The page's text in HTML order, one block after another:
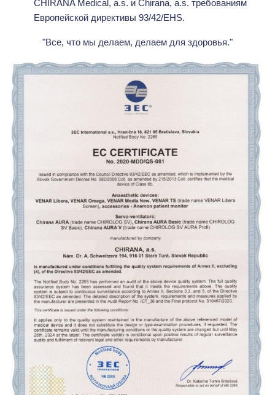
CHIRANA Medical, a.s. и Chirana, a.s. требованиям
Европейской директивы 93/42/EHS.
"Все, что мы делаем, делаем для здоровья."